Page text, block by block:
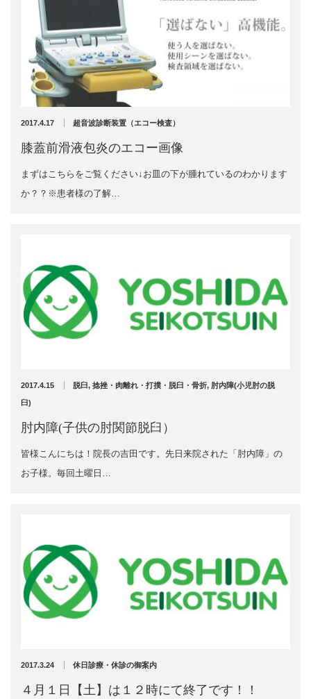
2017.4.17 超音波診断装置（エコー検査）
膝蓋前滑液包炎のエコー画像
まずはこちらをご覧ください↓お皿の下が腫れているのわかります
か？？※患者様の了解…
2017.4.15 脱臼, 捻挫・肉離れ・打撲・脱臼・骨折, 肘内障(小児肘の脱
臼)
肘内障(子供の肘関節脱臼）
皆様こんにちは！院長の吉田です。先日来院された「肘内障」の
お子様。毎回土曜日…
2017.3.24 休日診療・休診の御案内
４月１日【土】は１２時にて終了です！！
2017年6月
2017年5月
2017年4月
2017年3月
2017年2月
カテゴリー
当院からのお知らせ
捻挫・打撲
施術について
超音波診断装置（エコー検査）
肉離れ
交通事故の施術について
首の痛み
肩こり
肘内障(小児肘の脱臼)
足首の痛み
アキレス腱の痛み
院長のひとりごと
お勧めのお店
草加のおすすめ
整骨院移転について
未分類